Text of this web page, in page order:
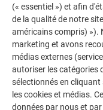
LAISSEZ-VOUS
AUTRES BÂTIMENTS
La galerie de
polyvalence de
impressionnants
durables de
(« essentiel ») et afin
de la qualité de notre
américains compris) »).
marketing et avons
médias externes
autoriser les catégories
sélectionnés en
les cookies et médias.
données par nous et